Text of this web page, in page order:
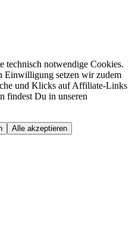
technisch notwendige Cookies.
Einwilligung setzen wir zudem
und Klicks auf Affiliate-Links
findest Du in unseren
Alle akzeptieren